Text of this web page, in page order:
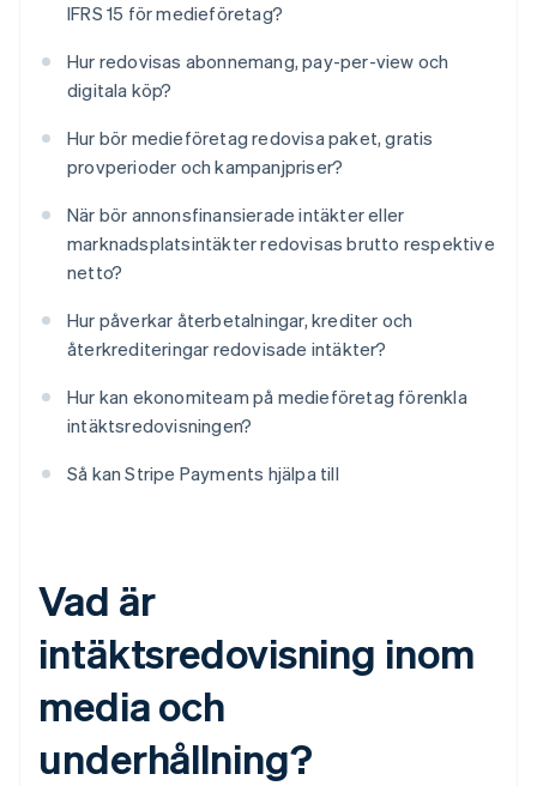
IFRS 15 för medieföretag?
Hur redovisas abonnemang, pay-per-view och
digitala köp?
Hur bör medieföretag redovisa paket, gratis
provperioder och kampanjpriser?
När bör annonsfinansierade intäkter eller
marknadsplatsintäkter redovisas brutto respektive
netto?
Hur påverkar återbetalningar, krediter och
återkrediteringar redovisade intäkter?
Hur kan ekonomiteam på medieföretag förenkla
intäktsredovisningen?
Så kan Stripe Payments hjälpa till
Vad är
intäktsredovisning inom
media och
underhållning?